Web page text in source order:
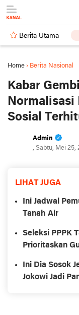
Berita Utama
Home › Berita Nasional
Kabar
Normalisasi
Sosial
Admin
, Sabtu, Mei 25,
LIHAT JUGA
Ini Jadwal
Tanah Air
Seleksi PPPK
Prioritaskan
Ini Dia Sosok
Jokowi Jadi